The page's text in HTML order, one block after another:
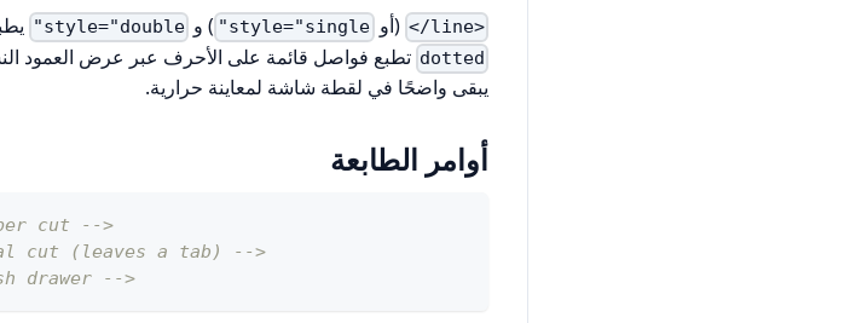
<line/> (أو style="single" ) و style="double"
dotted تطبع فواصل قائمة على الأحرف عبر عرض العمود
يبقى واضحًا في لقطة شاشة لمعاينة حرارية.
أوامر الطابعة
cut -->
cut (leaves a tab) -->
drawer -->